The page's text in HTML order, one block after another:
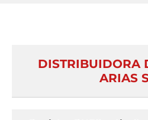
DISTRIBUIDORA
ARIAS